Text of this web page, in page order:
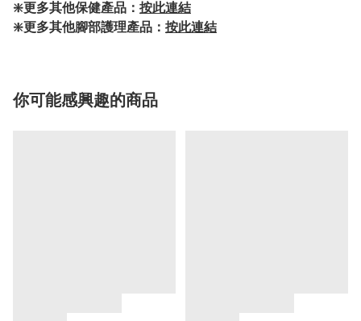
❇️更多其他保健產品： 按此連結
❇️更多其他腳部護理產品： 按此連結
你可能感興趣的商品